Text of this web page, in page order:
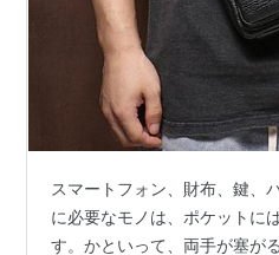
スマートフォン、財布、鍵、
に必要なモノは、ポケットに
す。かといって、両手が塞が